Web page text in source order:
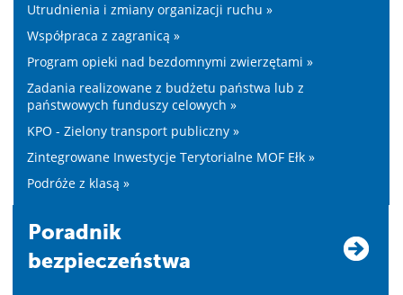
Utrudnienia i zmiany organizacji ruchu »
Współpraca z zagranicą »
Program opieki nad bezdomnymi zwierzętami »
Zadania realizowane z budżetu państwa lub z
państwowych funduszy celowych »
KPO - Zielony transport publiczny »
Zintegrowane Inwestycje Terytorialne MOF Ełk »
Podróże z klasą »
Poradnik
bezpieczeństwa